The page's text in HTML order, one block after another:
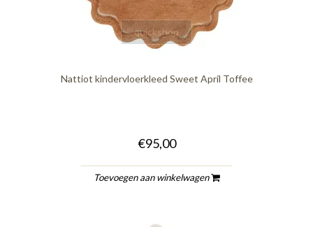
quickshop
Nattiot kindervloerkleed Sweet April Toffee
€95,00
Toevoegen aan winkelwagen